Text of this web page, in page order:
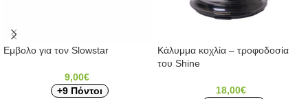
Εμβολο για τον Slowstar
9,00€
+9 Πόντοι
Κάλυμμα κοχλία – τροφοδοσία
του Shine
18,00€